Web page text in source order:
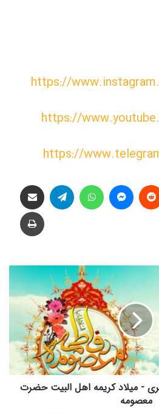
https://
https://
https://
‫رددیت پیام رسان واتس آپ تلگرام
- میلاد کریمه اهل البیت حضرت
معصومه